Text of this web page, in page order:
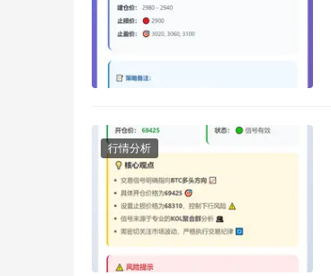
行情分析